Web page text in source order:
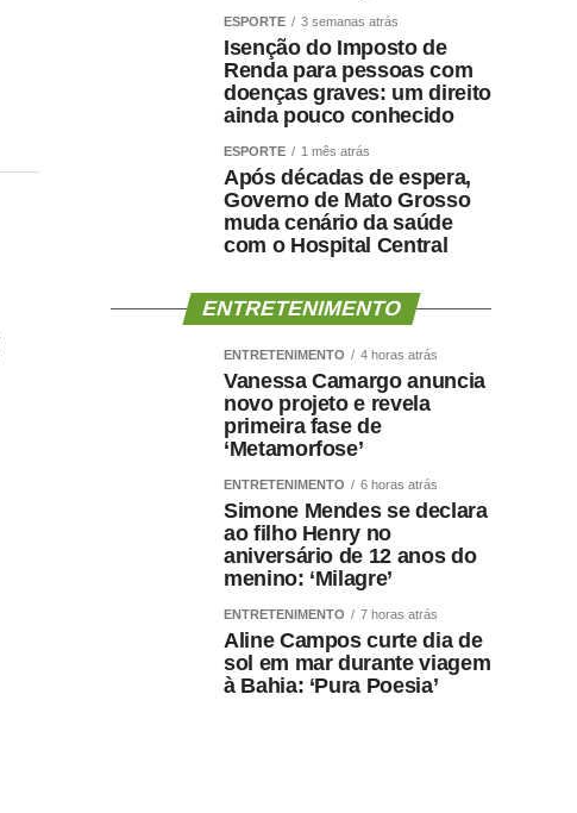
ESPORTE 3 semanas atrás
Isenção do Imposto de
Renda para pessoas com
doenças graves: um direito
ainda pouco conhecido
ESPORTE 1 mês atrás
Após décadas de espera,
Governo de Mato Grosso
muda cenário da saúde
com o Hospital Central
ENTRETENIMENTO
ENTRETENIMENTO 4 horas atrás
Vanessa Camargo anuncia
novo projeto e revela
primeira fase de
‘Metamorfose’
ENTRETENIMENTO 6 horas atrás
Simone Mendes se declara
ao filho Henry no
aniversário de 12 anos do
menino: ‘Milagre’
ENTRETENIMENTO 7 horas atrás
Aline Campos curte dia de
sol em mar durante viagem
à Bahia: ‘Pura Poesia’